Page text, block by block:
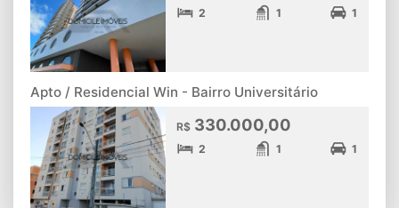
2 1 1
Apto / Residencial Win - Bairro Universitário
R$ 330.000,00
2 1 1